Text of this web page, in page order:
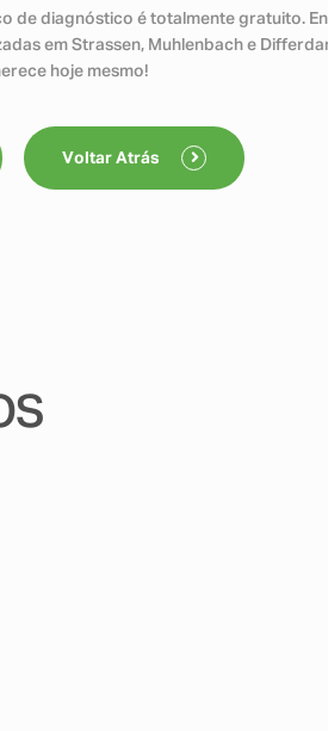
de diagnóstico é totalmente gratuito.
em Strassen, Muhlenbach e
hoje mesmo!
Voltar Atrás